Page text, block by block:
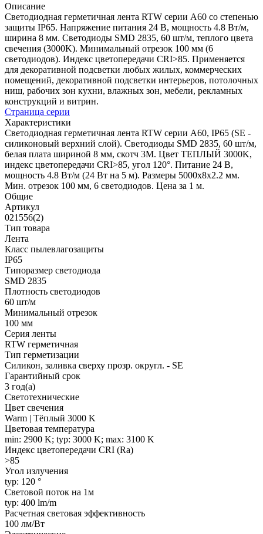
Описание
Светодиодная герметичная лента RTW серии A60 со степенью
защиты IP65. Напряжение питания 24 В, мощность 4.8 Вт/м,
ширина 8 мм. Светодиоды SMD 2835, 60 шт/м, теплого цвета
свечения (3000K). Минимальный отрезок 100 мм (6
светодиодов). Индекс цветопередачи CRI>85. Применяется
для декоративной подсветки любых жилых, коммерческих
помещений, декоративной подсветки интерьеров, потолочных
ниш, рабочих зон кухни, влажных зон, мебели, рекламных
конструкций и витрин.
Страница серии
Характеристики
Светодиодная герметичная лента RTW серии A60, IP65 (SE -
силиконовый верхний слой). Светодиоды SMD 2835, 60 шт/м,
белая плата шириной 8 мм, скотч 3M. Цвет ТЕПЛЫЙ 3000K,
индекс цветопередачи CRI>85, угол 120°. Питание 24 В,
мощность 4.8 Вт/м (24 Вт на 5 м). Размеры 5000x8x2.2 мм.
Мин. отрезок 100 мм, 6 светодиодов. Цена за 1 м.
Общие
Артикул
021556(2)
Тип товара
Лента
Класс пылевлагозащиты
IP65
Типоразмер светодиода
SMD 2835
Плотность светодиодов
60 шт/м
Минимальный отрезок
100 мм
Серия ленты
RTW герметичная
Тип герметизации
Силикон, заливка сверху прозр. округл. - SE
Гарантийный срок
3 год(а)
Светотехнические
Цвет свечения
Warm | Тёплый 3000 K
Цветовая температура
min: 2900 K; typ: 3000 K; max: 3100 K
Индекс цветопередачи CRI (Ra)
>85
Угол излучения
typ: 120 °
Световой поток на 1м
typ: 400 lm/m
Расчетная световая эффективность
100 лм/Вт